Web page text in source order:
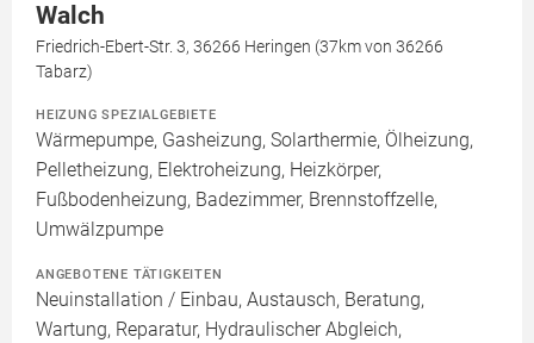
Walch
Friedrich-Ebert-Str. 3, 36266 Heringen (37km von 36266
Tabarz)
HEIZUNG SPEZIALGEBIETE
Wärmepumpe, Gasheizung, Solarthermie, Ölheizung,
Pelletheizung, Elektroheizung, Heizkörper,
Fußbodenheizung, Badezimmer, Brennstoffzelle,
Umwälzpumpe
ANGEBOTENE TÄTIGKEITEN
Neuinstallation / Einbau, Austausch, Beratung,
Wartung, Reparatur, Hydraulischer Abgleich,